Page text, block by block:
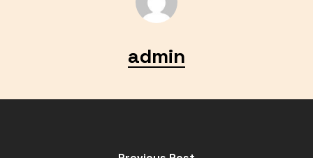
admin